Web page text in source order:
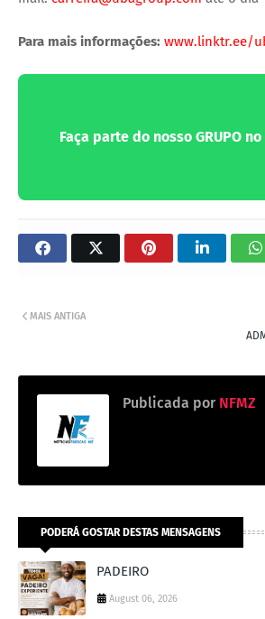
Para mais informações: www.linktr.ee/
Faça parte do nosso GRUPO
MAIS ANTIGA
Publicada por NFMZ
PODERÁ GOSTAR DESTAS MENSAGENS
PADEIRO
August 06, 2026